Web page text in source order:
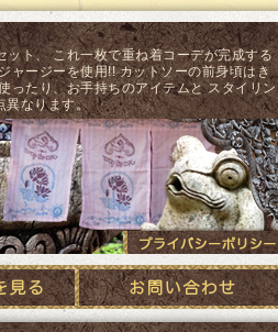
ト、 これ一枚で重ね着コーデが完成する
ャージーを使用!! カットソーの前身頃はき
ったり、お手持ちのアイテムと スタイリン
異なります。
ス